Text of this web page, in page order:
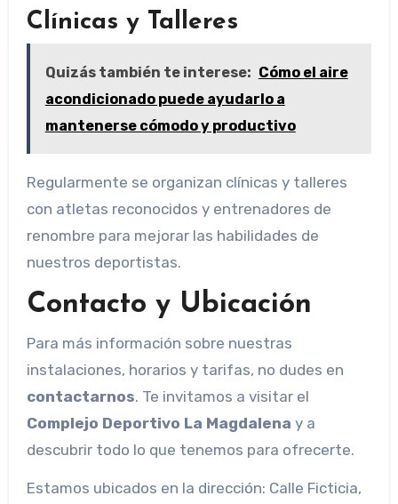
Clínicas y Talleres
Quizás también te interese: Cómo el aire
acondicionado puede ayudarlo a
mantenerse cómodo y productivo
Regularmente se organizan clínicas y talleres
con atletas reconocidos y entrenadores de
renombre para mejorar las habilidades de
nuestros deportistas.
Contacto y Ubicación
Para más información sobre nuestras
instalaciones, horarios y tarifas, no dudes en
contactarnos. Te invitamos a visitar el
Complejo Deportivo La Magdalena y a
descubrir todo lo que tenemos para ofrecerte.
Estamos ubicados en la dirección: Calle Ficticia,